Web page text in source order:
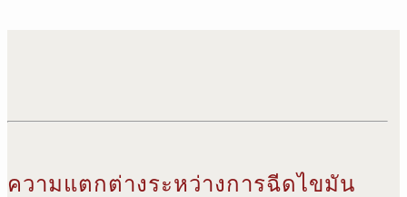
ความแตกต่างระหว่างการฉีดไขมัน